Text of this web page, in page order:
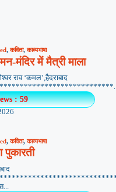
,कविता,काव्यभाषा
मंदिर में मैत्री माला
राव ‘कमल’,हैदराबाद
: 59
,कविता,काव्यभाषा
पुकारती